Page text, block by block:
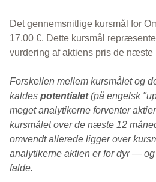
Det gennemsnitlige kursmål for
17.00 €. Dette kursmål
vurdering af aktiens pris de næste
Forskellen mellem kursmålet og
kaldes potentialet(på engelsk
meget analytikerne forventer
kursmålet over de næste 12
omvendt allerede ligger over
analytikerne aktien er for dyr —
falde.